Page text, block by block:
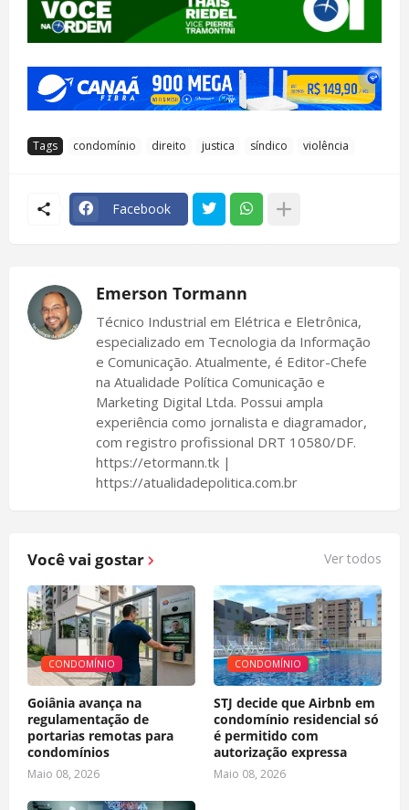
Tags condomínio direito justica síndico violência
Facebook
Emerson Tormann
Técnico Industrial em Elétrica e Eletrônica,
especializado em Tecnologia da Informação
e Comunicação. Atualmente, é Editor-Chefe
na Atualidade Política Comunicação e
Marketing Digital Ltda. Possui ampla
experiência como jornalista e diagramador,
com registro profissional DRT 10580/DF.
https://etormann.tk |
https://atualidadepolitica.com.br
Você vai gostar Ver todos
CONDOMÍNIO
Goiânia avança na
regulamentação de
portarias remotas para
condomínios
Maio 08, 2026
CONDOMÍNIO
STJ decide que Airbnb em
condomínio residencial só
é permitido com
autorização expressa
Maio 08, 2026